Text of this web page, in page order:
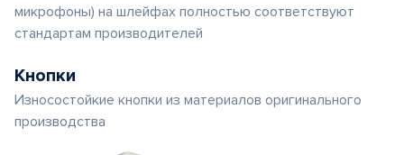
микрофоны) на шлейфах полностью соответствуют
стандартам производителей
Кнопки
Износостойкие кнопки из материалов оригинального
производства